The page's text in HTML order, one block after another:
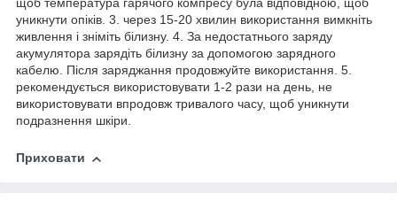
щоб температура гарячого компресу була відповідною, щоб
уникнути опіків. 3. через 15-20 хвилин використання вимкніть
живлення і зніміть білизну. 4. За недостатнього заряду
акумулятора зарядіть білизну за допомогою зарядного
кабелю. Після заряджання продовжуйте використання. 5.
рекомендується використовувати 1-2 рази на день, не
використовувати впродовж тривалого часу, щоб уникнути
подразнення шкіри.
Приховати